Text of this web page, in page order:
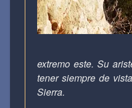
extremo este. Su
tener siempre de
Sierra.